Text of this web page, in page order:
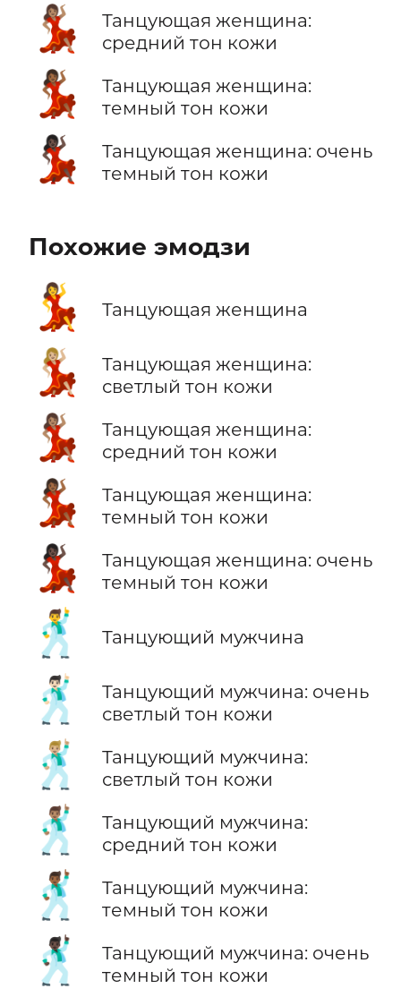
💃🏽
Танцующая женщина:
средний тон кожи
💃🏾
Танцующая женщина:
темный тон кожи
💃🏿
Танцующая женщина: очень
темный тон кожи
Похожие эмодзи
💃 Танцующая женщина
💃🏼
Танцующая женщина:
светлый тон кожи
💃🏽
Танцующая женщина:
средний тон кожи
💃🏾
Танцующая женщина:
темный тон кожи
💃🏿
Танцующая женщина: очень
темный тон кожи
🕺 Танцующий мужчина
🕺🏻
Танцующий мужчина: очень
светлый тон кожи
🕺🏼
Танцующий мужчина:
светлый тон кожи
🕺🏽
Танцующий мужчина:
средний тон кожи
🕺🏾
Танцующий мужчина:
темный тон кожи
🕺🏿
Танцующий мужчина: очень
темный тон кожи